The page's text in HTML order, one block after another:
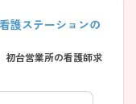
護ステーションの
台営業所の看護師求